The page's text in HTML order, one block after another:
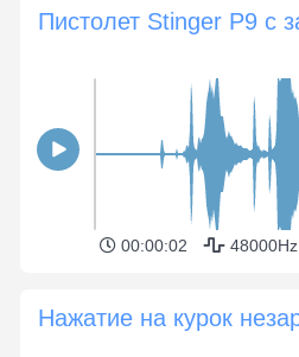
00:00:02 48000Hz